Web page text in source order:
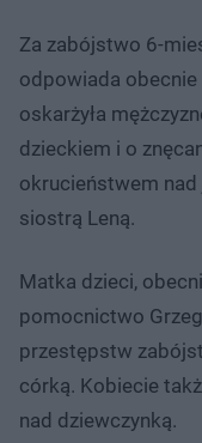
Za zabójstwo 6-
odpowiada
oskarżyła
dzieckiem i o
okrucieństwem
siostrą Leną.
Matka dzieci,
pomocnictwo
przestępstw
córką. Kobiecie
nad dziewczynką.